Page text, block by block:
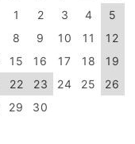
1 2 3 4
5
8 9 10 11
12
15 16 17 18
19
22 23 24 25
26
29 30